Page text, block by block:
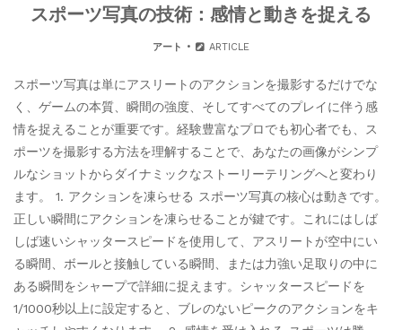
スポーツ写真の技術：感情と動きを捉える
アート ARTICLE
スポーツ写真は単にアスリートのアクションを撮影するだけでな
く、ゲームの本質、瞬間の強度、そしてすべてのプレイに伴う感
情を捉えることが重要です。経験豊富なプロでも初心者でも、ス
ポーツを撮影する方法を理解することで、あなたの画像がシンプ
ルなショットからダイナミックなストーリーテリングへと変わり
ます。 1. アクションを凍らせる スポーツ写真の核心は動きです。
正しい瞬間にアクションを凍らせることが鍵です。これにはしば
しば速いシャッタースピードを使用して、アスリートが空中にい
る瞬間、ボールと接触している瞬間、または力強い足取りの中に
ある瞬間をシャープで詳細に捉えます。シャッタースピードを
1/1000秒以上に設定すると、ブレのないピークのアクションをキ